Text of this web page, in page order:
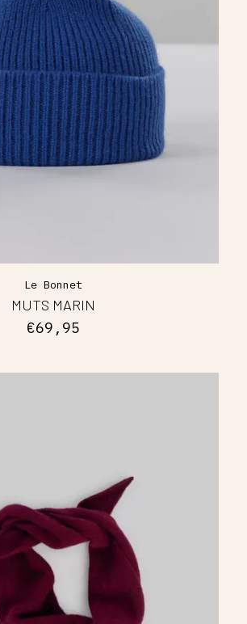
Le Bonnet
MUTS MARIN
€69,95